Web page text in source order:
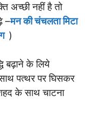
अच्छी नहीं है तो
–मन की चंचलता मिटा
)
बढ़ाने के लिये
पत्थर पर घिसकर
के साथ चाटना